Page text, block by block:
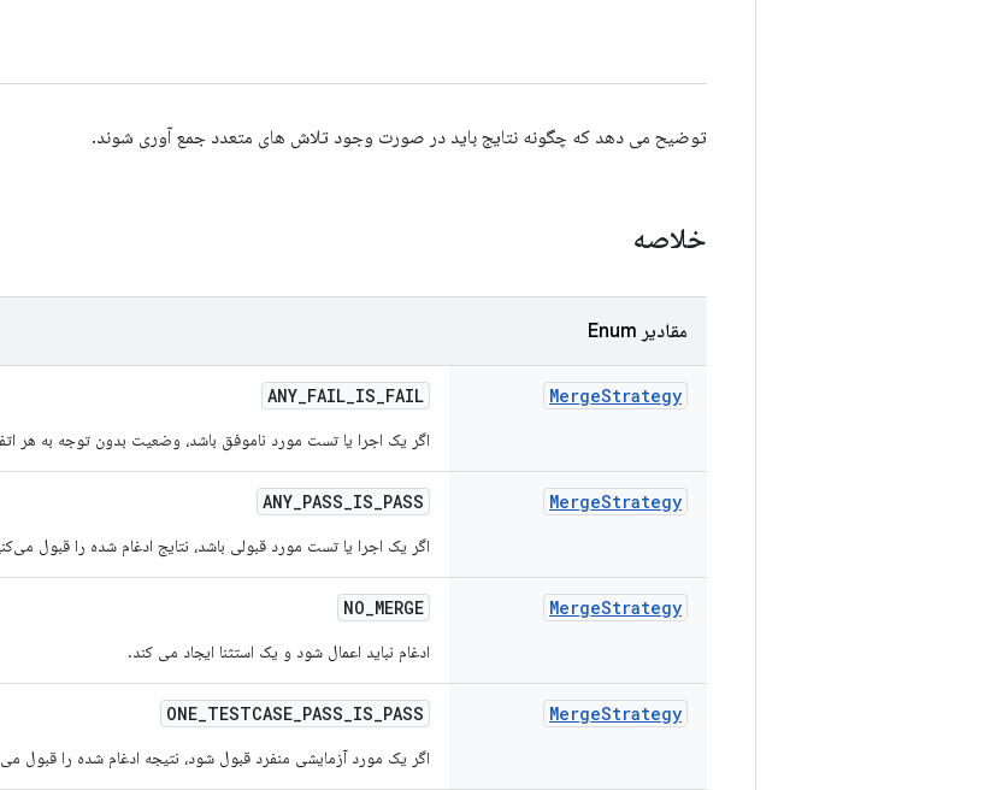
توضیح می دهد که چگونه نتایج باید در صورت وجود تلاش های متعدد جمع آوری شوند.
خلاصه
مقادیر Enum
MergeStrategy
ANY_FAIL_IS_FAIL
اگر یک اجرا یا تست مورد ناموفق باشد، وضعیت بدون توجه به هر
MergeStrategy
ANY_PASS_IS_PASS
اگر یک اجرا یا تست مورد قبولی باشد، نتایج ادغام شده را قبول
MergeStrategy
NO_MERGE
ادغام نباید اعمال شود و یک استثنا ایجاد می کند.
MergeStrategy
ONE_TESTCASE_PASS_IS_PASS
اگر یک مورد آزمایشی منفرد قبول شود، نتیجه ادغام شده را قبول